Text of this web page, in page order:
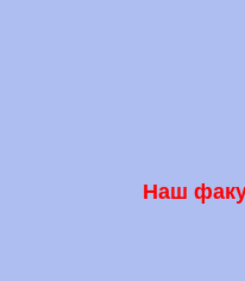
Наш